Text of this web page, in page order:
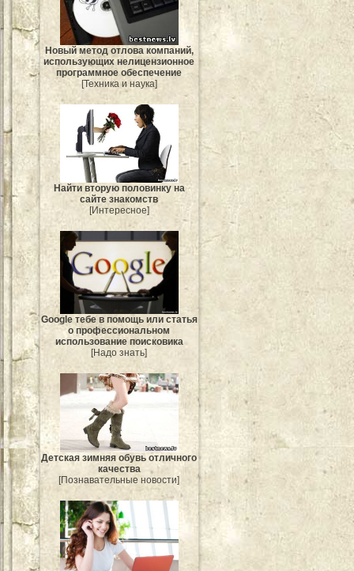
Новый метод отлова компаний,
использующих нелицензионное
программное обеспечение
[Техника и наука]
Найти вторую половинку на
сайте знакомств
[Интересное]
Google тебе в помощь или статья
о профессиональном
использование поисковика
[Надо знать]
Детская зимняя обувь отличного
качества
[Познавательные новости]